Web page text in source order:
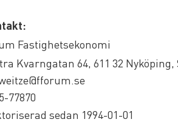
Fastighetsekonomi
Kvarngatan 64, 611 32 Nyköping,
77870
sedan 1994-01-01